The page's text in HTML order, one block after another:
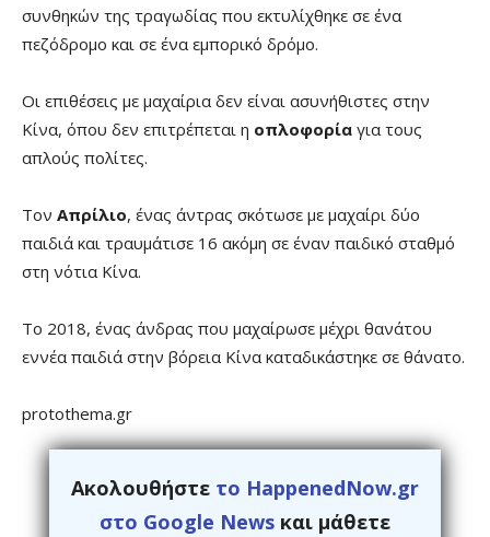
συνθηκών της τραγωδίας που εκτυλίχθηκε σε ένα
πεζόδρομο και σε ένα εμπορικό δρόμο.
Οι επιθέσεις με μαχαίρια δεν είναι ασυνήθιστες στην
Κίνα, όπου δεν επιτρέπεται η οπλοφορία για τους
απλούς πολίτες.
Τον Απρίλιο, ένας άντρας σκότωσε με μαχαίρι δύο
παιδιά και τραυμάτισε 16 ακόμη σε έναν παιδικό σταθμό
στη νότια Κίνα.
Το 2018, ένας άνδρας που μαχαίρωσε μέχρι θανάτου
εννέα παιδιά στην βόρεια Κίνα καταδικάστηκε σε θάνατο.
protothema.gr
Ακολουθήστε το HappenedNow.gr
στο Google News και μάθετε